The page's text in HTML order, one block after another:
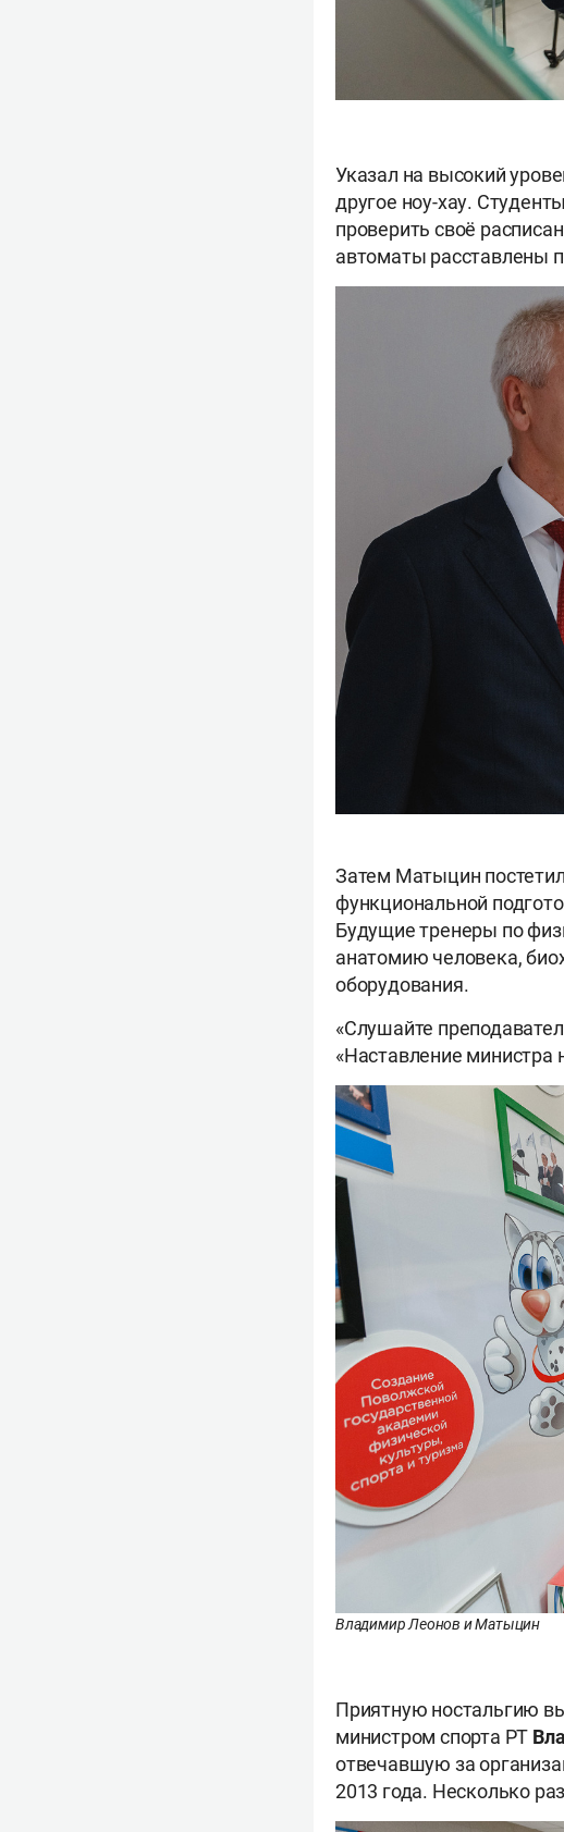
Указал на высокий
другое ноу-хау.
проверить своё
автоматы расставлены
Затем Матыцин
функциональной
Будущие тренеры по
анатомию человека,
оборудования.
«Слушайте
«Наставление министра
Владимир Леонов и Матыцин
Приятную ностальгию
министром спорта РТ
отвечавшую за
2013 года. Несколько